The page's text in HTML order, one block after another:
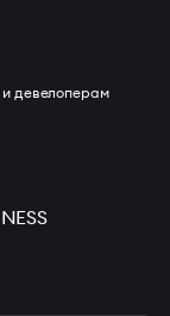
девелоперам